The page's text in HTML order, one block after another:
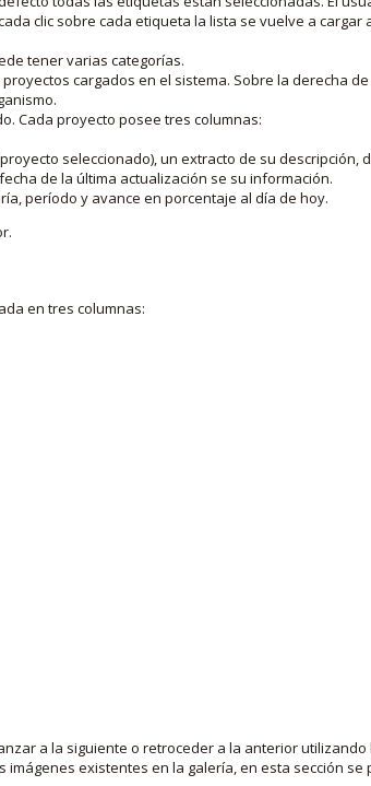
clic sobre cada etiqueta la lista se vuelve a cargar
tener varias categorías.
cargados en el sistema. Sobre la derecha
Cada proyecto posee tres columnas:
seleccionado), un extracto de su descripción,
de la última actualización se su información.
período y avance en porcentaje al día de hoy.
en tres columnas:
a la siguiente o retroceder a la anterior
existentes en la galería, en esta sección